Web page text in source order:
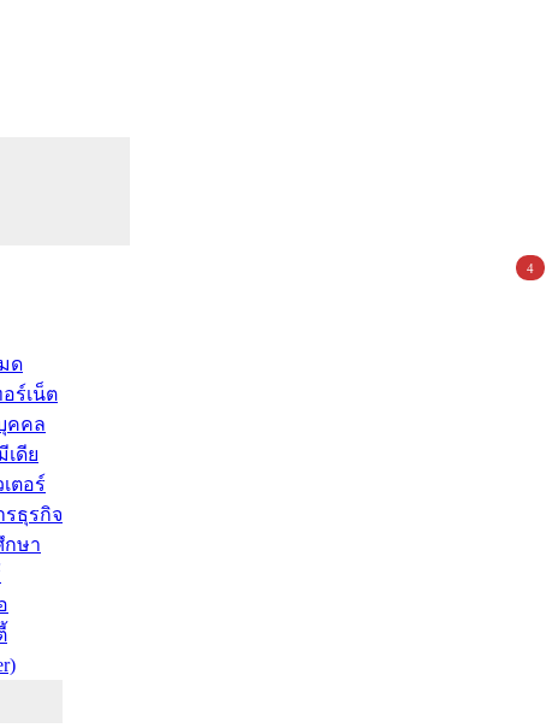
ด
ร์เน็ต
คคล
ดีย
ตอร์
ธุรกิจ
กษา
4